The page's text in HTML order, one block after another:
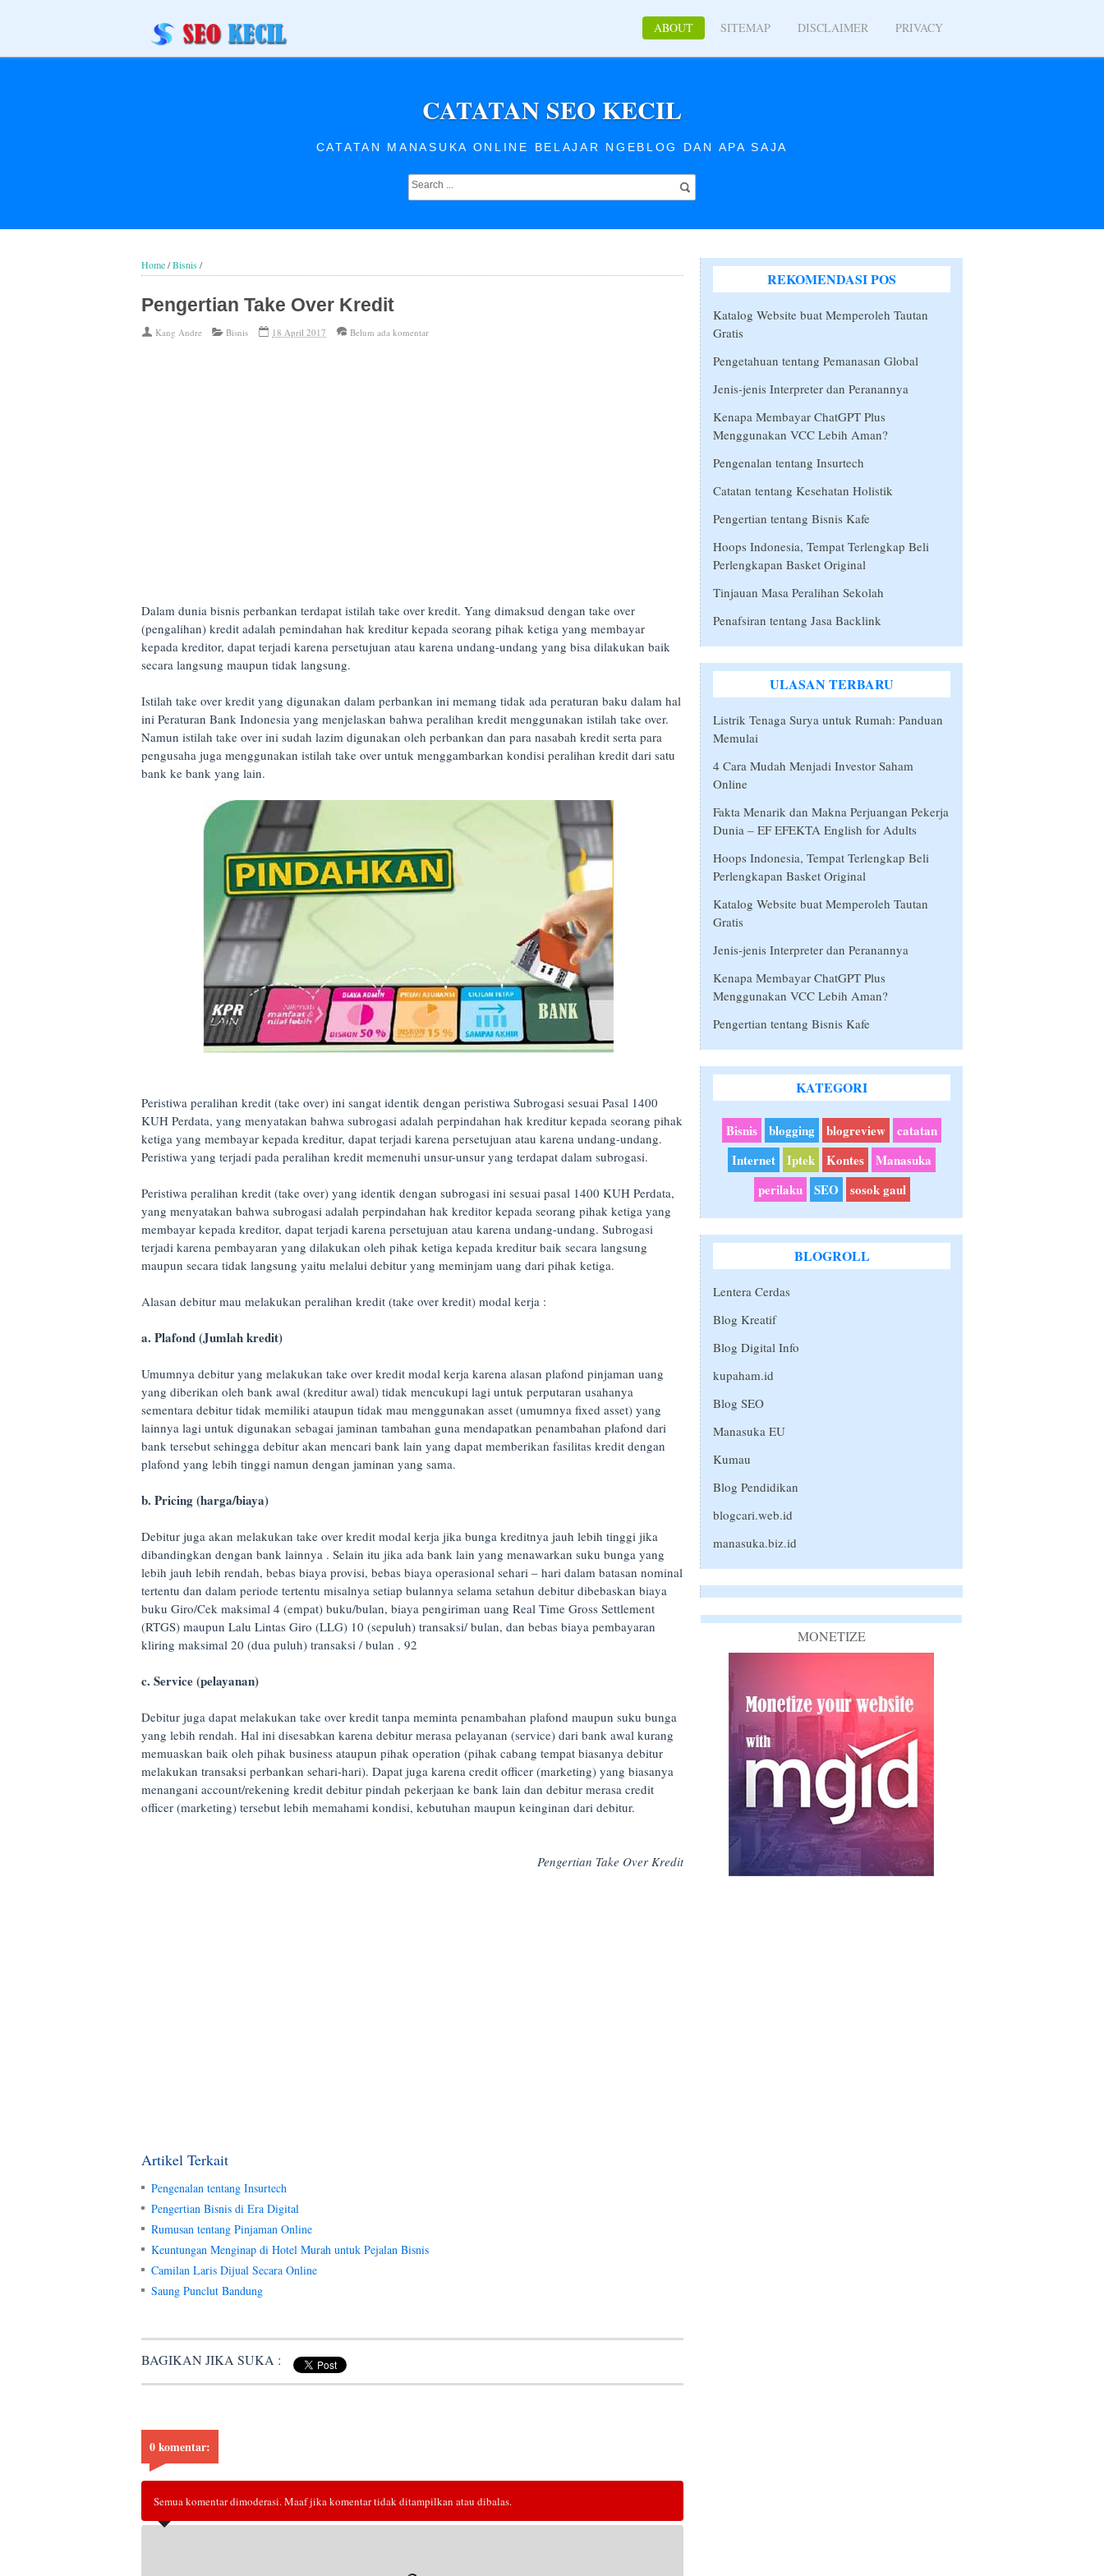
PRIVACY
DISCLAIMER
SITEMAP
ABOUT
CATATAN SEO KECIL
CATATAN MANASUKA ONLINE BELAJAR NGEBLOG DAN APA SAJA
Home/Bisnis/
Pengertian Take Over Kredit
Kang Andre Bisnis 18 April 2017 Belum ada komentar
Dalam dunia bisnis perbankan terdapat istilah take over kredit. Yang dimaksud dengan take over
(pengalihan) kredit adalah pemindahan hak kreditur kepada seorang pihak ketiga yang membayar
kepada kreditor, dapat terjadi karena persetujuan atau karena undang-undang yang bisa dilakukan baik
secara langsung maupun tidak langsung.
Istilah take over kredit yang digunakan dalam perbankan ini memang tidak ada peraturan baku dalam hal
ini Peraturan Bank Indonesia yang menjelaskan bahwa peralihan kredit menggunakan istilah take over.
Namun istilah take over ini sudah lazim digunakan oleh perbankan dan para nasabah kredit serta para
pengusaha juga menggunakan istilah take over untuk menggambarkan kondisi peralihan kredit dari satu
bank ke bank yang lain.
Peristiwa peralihan kredit (take over) ini sangat identik dengan peristiwa Subrogasi sesuai Pasal 1400
KUH Perdata, yang menyatakan bahwa subrogasi adalah perpindahan hak kreditur kepada seorang pihak
ketiga yang membayar kepada kreditur, dapat terjadi karena persetujuan atau karena undang-undang.
Peristiwa yang terjadi pada peralihan kredit memenuhi unsur-unsur yang terdapat dalam subrogasi.
Peristiwa peralihan kredit (take over) yang identik dengan subrogasi ini sesuai pasal 1400 KUH Perdata,
yang menyatakan bahwa subrogasi adalah perpindahan hak kreditor kepada seorang pihak ketiga yang
membayar kepada kreditor, dapat terjadi karena persetujuan atau karena undang-undang. Subrogasi
terjadi karena pembayaran yang dilakukan oleh pihak ketiga kepada kreditur baik secara langsung
maupun secara tidak langsung yaitu melalui debitur yang meminjam uang dari pihak ketiga.
Alasan debitur mau melakukan peralihan kredit (take over kredit) modal kerja :
a. Plafond (Jumlah kredit)
Umumnya debitur yang melakukan take over kredit modal kerja karena alasan plafond pinjaman uang
yang diberikan oleh bank awal (kreditur awal) tidak mencukupi lagi untuk perputaran usahanya
sementara debitur tidak memiliki ataupun tidak mau menggunakan asset (umumnya fixed asset) yang
lainnya lagi untuk digunakan sebagai jaminan tambahan guna mendapatkan penambahan plafond dari
bank tersebut sehingga debitur akan mencari bank lain yang dapat memberikan fasilitas kredit dengan
plafond yang lebih tinggi namun dengan jaminan yang sama.
b. Pricing (harga/biaya)
Debitur juga akan melakukan take over kredit modal kerja jika bunga kreditnya jauh lebih tinggi jika
dibandingkan dengan bank lainnya . Selain itu jika ada bank lain yang menawarkan suku bunga yang
lebih jauh lebih rendah, bebas biaya provisi, bebas biaya operasional sehari – hari dalam batasan nominal
tertentu dan dalam periode tertentu misalnya setiap bulannya selama setahun debitur dibebaskan biaya
buku Giro/Cek maksimal 4 (empat) buku/bulan, biaya pengiriman uang Real Time Gross Settlement
(RTGS) maupun Lalu Lintas Giro (LLG) 10 (sepuluh) transaksi/ bulan, dan bebas biaya pembayaran
kliring maksimal 20 (dua puluh) transaksi / bulan . 92
c. Service (pelayanan)
Debitur juga dapat melakukan take over kredit tanpa meminta penambahan plafond maupun suku bunga
yang lebih rendah. Hal ini disesabkan karena debitur merasa pelayanan (service) dari bank awal kurang
memuaskan baik oleh pihak business ataupun pihak operation (pihak cabang tempat biasanya debitur
melakukan transaksi perbankan sehari-hari). Dapat juga karena credit officer (marketing) yang biasanya
menangani account/rekening kredit debitur pindah pekerjaan ke bank lain dan debitur merasa credit
officer (marketing) tersebut lebih memahami kondisi, kebutuhan maupun keinginan dari debitur.
Pengertian Take Over Kredit
Artikel Terkait
Pengenalan tentang Insurtech
Pengertian Bisnis di Era Digital
Rumusan tentang Pinjaman Online
Keuntungan Menginap di Hotel Murah untuk Pejalan Bisnis
Camilan Laris Dijual Secara Online
Saung Punclut Bandung
BAGIKAN JIKA SUKA :
0 komentar:
Semua komentar dimoderasi. Maaf jika komentar tidak ditampilkan atau dibalas.
REKOMENDASI POS
Katalog Website buat Memperoleh Tautan
Gratis
Pengetahuan tentang Pemanasan Global
Jenis-jenis Interpreter dan Peranannya
Kenapa Membayar ChatGPT Plus
Menggunakan VCC Lebih Aman?
Pengenalan tentang Insurtech
Catatan tentang Kesehatan Holistik
Pengertian tentang Bisnis Kafe
Hoops Indonesia, Tempat Terlengkap Beli
Perlengkapan Basket Original
Tinjauan Masa Peralihan Sekolah
Penafsiran tentang Jasa Backlink
ULASAN TERBARU
Listrik Tenaga Surya untuk Rumah: Panduan
Memulai
4 Cara Mudah Menjadi Investor Saham
Online
Fakta Menarik dan Makna Perjuangan Pekerja
Dunia – EF EFEKTA English for Adults
Hoops Indonesia, Tempat Terlengkap Beli
Perlengkapan Basket Original
Katalog Website buat Memperoleh Tautan
Gratis
Jenis-jenis Interpreter dan Peranannya
Kenapa Membayar ChatGPT Plus
Menggunakan VCC Lebih Aman?
Pengertian tentang Bisnis Kafe
KATEGORI
Bisnis blogging blogreview
catatan
Internet
Iptek Kontes
Manasuka
perilaku
SEO sosok gaul
BLOGROLL
Lentera Cerdas
Blog Kreatif
Blog Digital Info
kupaham.id
Blog SEO
Manasuka EU
Kumau
Blog Pendidikan
blogcari.web.id
manasuka.biz.id
MONETIZE